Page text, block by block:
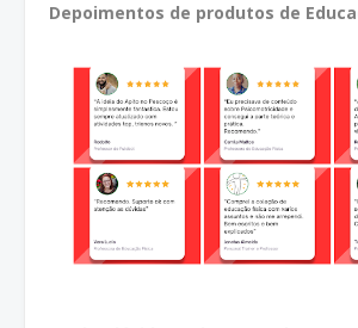
Depoimentos de produtos de